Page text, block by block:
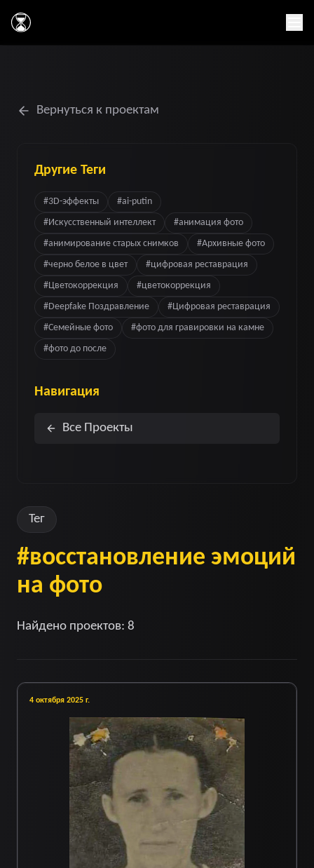
Главная
Вернуться к проектам
Тег
#восстановление эмоций
на фото
Найдено проектов: 8
4 октября 2025 г.
Другие Теги
#3D-эффекты #ai-putin
#Искусственный интеллект #анимация фото
#анимирование старых снимков #Архивные фото
#черно белое в цвет #цифровая реставрация
#Цветокоррекция #цветокоррекция
#Deepfake Поздравление #Цифровая реставрация
#Семейные фото #фото для гравировки на камне
#фото до после
Навигация
Все Проекты